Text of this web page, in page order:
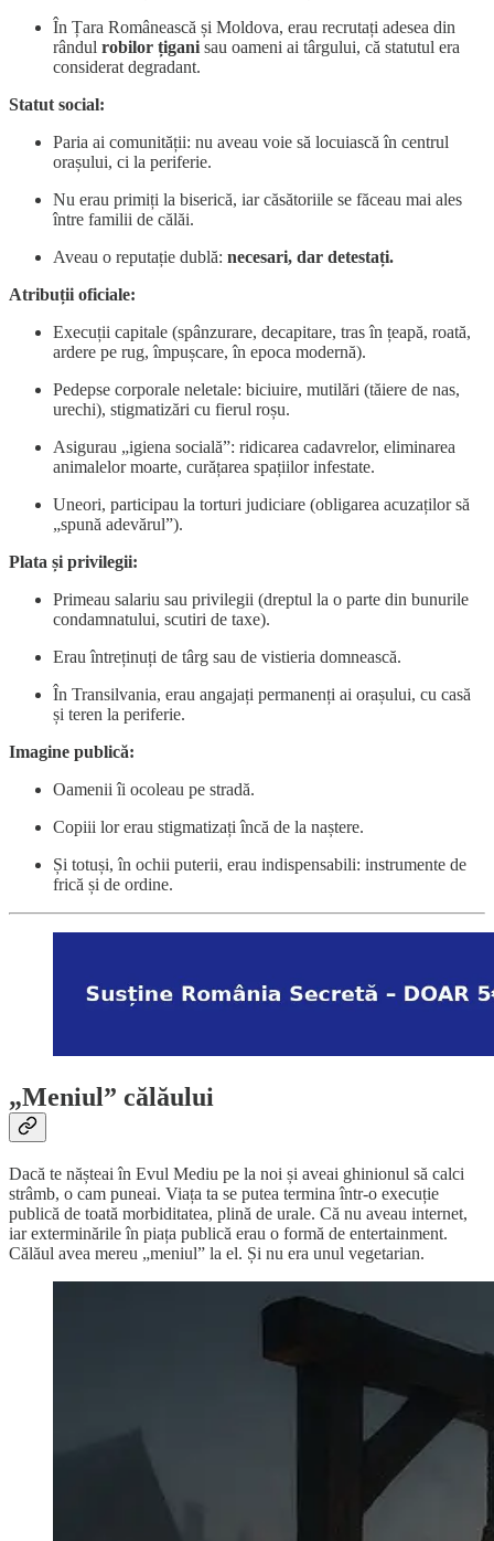
În Țara Românească și Moldova, erau recrutați adesea din
rândul robilor țigani sau oameni ai târgului, că statutul era
considerat degradant.
Statut social:
Paria ai comunității: nu aveau voie să locuiască în centrul
orașului, ci la periferie.
Nu erau primiți la biserică, iar căsătoriile se făceau mai ales
între familii de călăi.
Aveau o reputație dublă: necesari, dar detestați.
Atribuții oficiale:
Execuții capitale (spânzurare, decapitare, tras în țeapă, roată,
ardere pe rug, împușcare, în epoca modernă).
Pedepse corporale neletale: biciuire, mutilări (tăiere de nas,
urechi), stigmatizări cu fierul roșu.
Asigurau „igiena socială”: ridicarea cadavrelor, eliminarea
animalelor moarte, curățarea spațiilor infestate.
Uneori, participau la torturi judiciare (obligarea acuzaților să
„spună adevărul”).
Plata și privilegii:
Primeau salariu sau privilegii (dreptul la o parte din bunurile
condamnatului, scutiri de taxe).
Erau întreținuți de târg sau de vistieria domnească.
În Transilvania, erau angajați permanenți ai orașului, cu casă
și teren la periferie.
Imagine publică:
Oamenii îi ocoleau pe stradă.
Copiii lor erau stigmatizați încă de la naștere.
Și totuși, în ochii puterii, erau indispensabili: instrumente de
frică și de ordine.
„Meniul” călăului
Dacă te nășteai în Evul Mediu pe la noi și aveai ghinionul să calci
strâmb, o cam puneai. Viața ta se putea termina într-o execuție
publică de toată morbiditatea, plină de urale. Că nu aveau internet,
iar exterminările în piața publică erau o formă de entertainment.
Călăul avea mereu „meniul” la el. Și nu era unul vegetarian.